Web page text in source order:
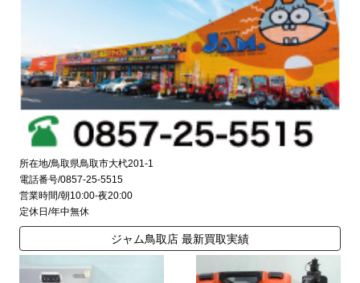
所在地/鳥取県鳥取市大杙201-1
電話番号/0857-25-5515
営業時間/朝10:00-夜20:00
定休日/年中無休
ジャム鳥取店 最新買取実績